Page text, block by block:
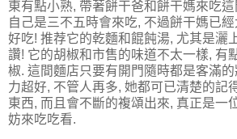
東有點小熟, 帶著餅干爸和餅干媽來吃
自己是三不五時會來吃, 不過餅干媽已
好吃! 推荐它的乾麵和餛飩湯, 尤其是灑
讚! 它的胡椒和市售的味道不太一樣, 有
椒. 這間麵店只要有開門隨時都是客滿
力超好, 不管人再多, 她都可已清楚的記
東西, 而且會不斷的複頌出來, 真正是一
妨來吃吃看.